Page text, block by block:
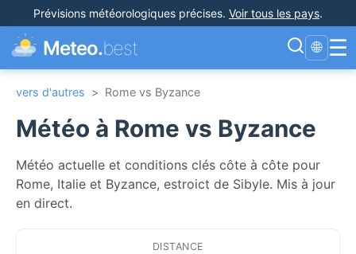
Prévisions météorologiques précises. Voir tous les pays.
Meteo.best 🌐 ☰
vers d'autres > Rome vs Byzance
Météo à Rome vs Byzance
Météo actuelle et conditions clés côte à côte pour
Rome, Italie et Byzance, estroict de Sibyle. Mis à jour
en direct.
DISTANCE